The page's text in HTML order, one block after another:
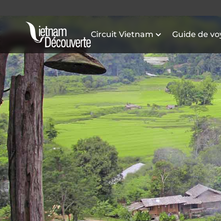
Circuit Vietnam Guide de